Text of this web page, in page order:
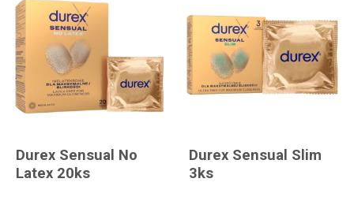
Durex Sensual No
Latex 20ks
Durex Sensual Slim
3ks